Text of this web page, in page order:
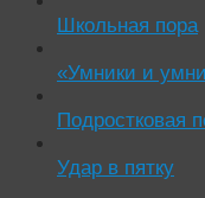
Школьная пора
«Умники и
Подростковая
Удар в пятку